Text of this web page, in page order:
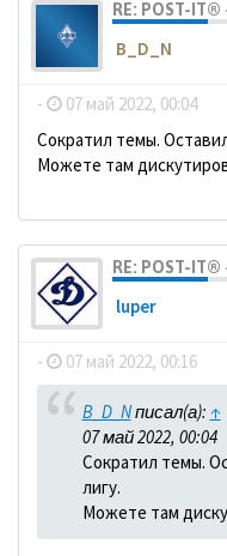
RE: POST-
B_D_N
- 07 май 2022, 00:04
Сократил темы.
Можете там
RE: POST-
luper
- 07 май 2022, 00:16
B_D_Nписал(а): ↑
07 май 2022, 00:04
Сократил темы.
лигу.
Можете там